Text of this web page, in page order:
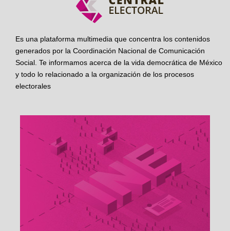
Es una plataforma multimedia que concentra los contenidos
generados por la Coordinación Nacional de Comunicación
Social. Te informamos acerca de la vida democrática de México
y todo lo relacionado a la organización de los procesos
electorales